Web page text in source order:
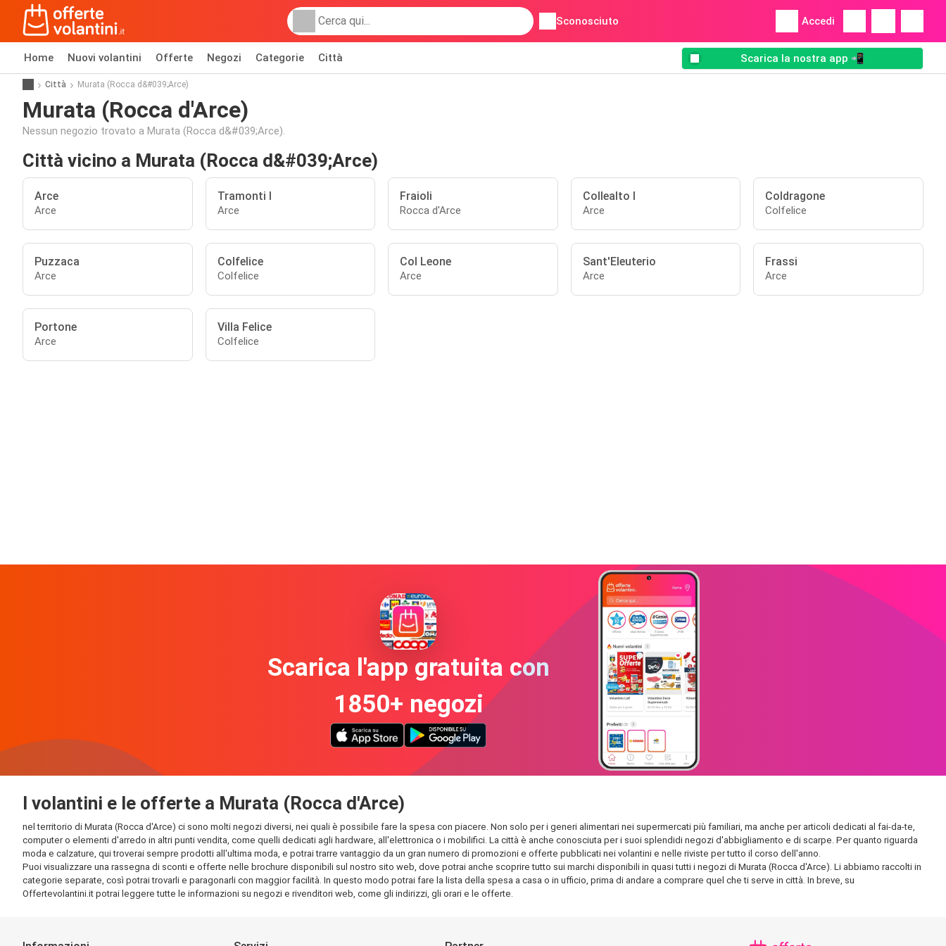
Sconosciuto Accedi
Home Nuovi volantini Offerte Negozi Categorie Città Scarica la nostra app 📲
Città Murata (Rocca d&#039;Arce)
Murata (Rocca d'Arce)
Nessun negozio trovato a Murata (Rocca d&#039;Arce).
Città vicino a Murata (Rocca d&#039;Arce)
Arce
Arce
Tramonti I
Arce
Fraioli
Rocca d'Arce
Collealto I
Arce
Coldragone
Colfelice
Puzzaca
Arce
Colfelice
Colfelice
Col Leone
Arce
Sant'Eleuterio
Arce
Frassi
Arce
Portone
Arce
Villa Felice
Colfelice
Scarica l'app gratuita con
1850+ negozi
I volantini e le offerte a Murata (Rocca d'Arce)
nel territorio di Murata (Rocca d'Arce) ci sono molti negozi diversi, nei quali è possibile fare la spesa con piacere. Non solo per i generi alimentari nei supermercati più familiari, ma anche per articoli dedicati al fai-da-te,
computer o elementi d'arredo in altri punti vendita, come quelli dedicati agli hardware, all'elettronica o i mobilifici. La città è anche conosciuta per i suoi splendidi negozi d'abbigliamento e di scarpe. Per quanto riguarda
moda e calzature, qui troverai sempre prodotti all'ultima moda, e potrai trarre vantaggio da un gran numero di promozioni e offerte pubblicati nei volantini e nelle riviste per tutto il corso dell'anno.
Puoi visualizzare una rassegna di sconti e offerte nelle brochure disponibili sul nostro sito web, dove potrai anche scoprire tutto sui marchi disponibili in quasi tutti i negozi di Murata (Rocca d'Arce). Li abbiamo raccolti in
categorie separate, così potrai trovarli e paragonarli con maggior facilità. In questo modo potrai fare la lista della spesa a casa o in ufficio, prima di andare a comprare quel che ti serve in città. In breve, su
Offertevolantini.it potrai leggere tutte le informazioni su negozi e rivenditori web, come gli indirizzi, gli orari e le offerte.